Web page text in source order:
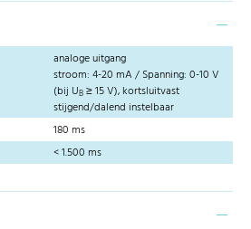
analoge uitgang
stroom: 4-20 mA / Spanning: 0-10 V
(bij UB ≥ 15 V), kortsluitvast
stijgend/dalend instelbaar
180 ms
< 1.500 ms